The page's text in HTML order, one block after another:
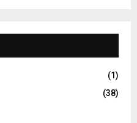
(1)
(38)